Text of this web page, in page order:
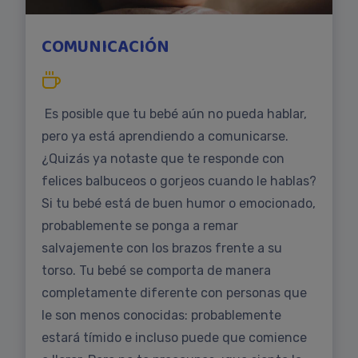
COMUNICACIÓN
Es posible que tu bebé aún no pueda hablar,
pero ya está aprendiendo a comunicarse.
¿Quizás ya notaste que te responde con
felices balbuceos o gorjeos cuando le hablas?
Si tu bebé está de buen humor o emocionado,
probablemente se ponga a remar
salvajemente con los brazos frente a su
torso. Tu bebé se comporta de manera
completamente diferente con personas que
le son menos conocidas: probablemente
estará tímido e incluso puede que comience